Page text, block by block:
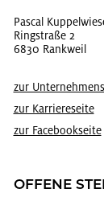
Pas­cal
Ring­stra­ße 2
6830 Rank­weil
zur
zur Kar­rie­re­sei­te
zur Face­book­sei­te
OF­FE­NE